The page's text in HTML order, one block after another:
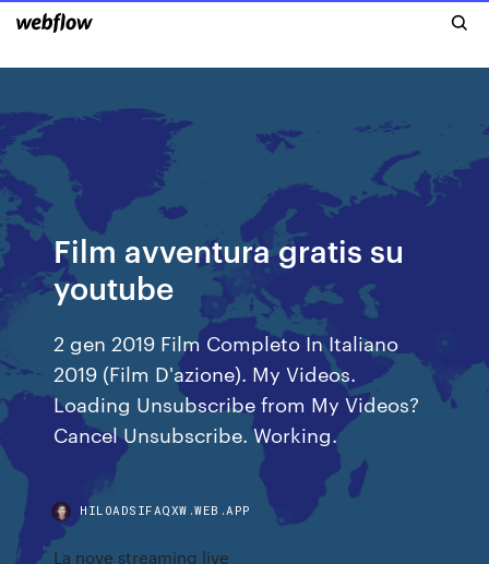
Film avventura gratis su
youtube
2 gen 2019 Film Completo In Italiano
2019 (Film D'azione). My Videos.
Loading Unsubscribe from My Videos?
Cancel Unsubscribe. Working.
HILOADSIFAQXW.WEB.APP
La nove streaming live